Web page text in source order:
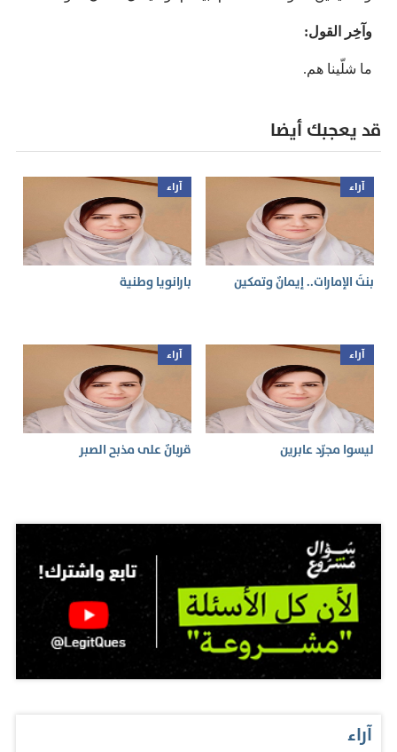
وآخِر القول:
ما شلّينا هم.
قد يعجبك أيضا
آراء
بنتُ الإمارات.. إيمانٌ وتمكين
آراء
بارانويا وطنية
آراء
ليسوا مجرّد عابرين
آراء
قربانٌ على مذبح الصبر
آراء